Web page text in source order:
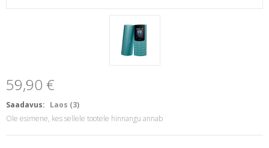
59,90 €
Saadavus: Laos (3)
Ole esimene, kes sellele tootele hinnangu annab